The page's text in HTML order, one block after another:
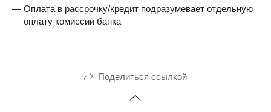
Оплата в рассрочку/кредит подразумевает отдельную
оплату комиссии банка
Поделиться ссылкой